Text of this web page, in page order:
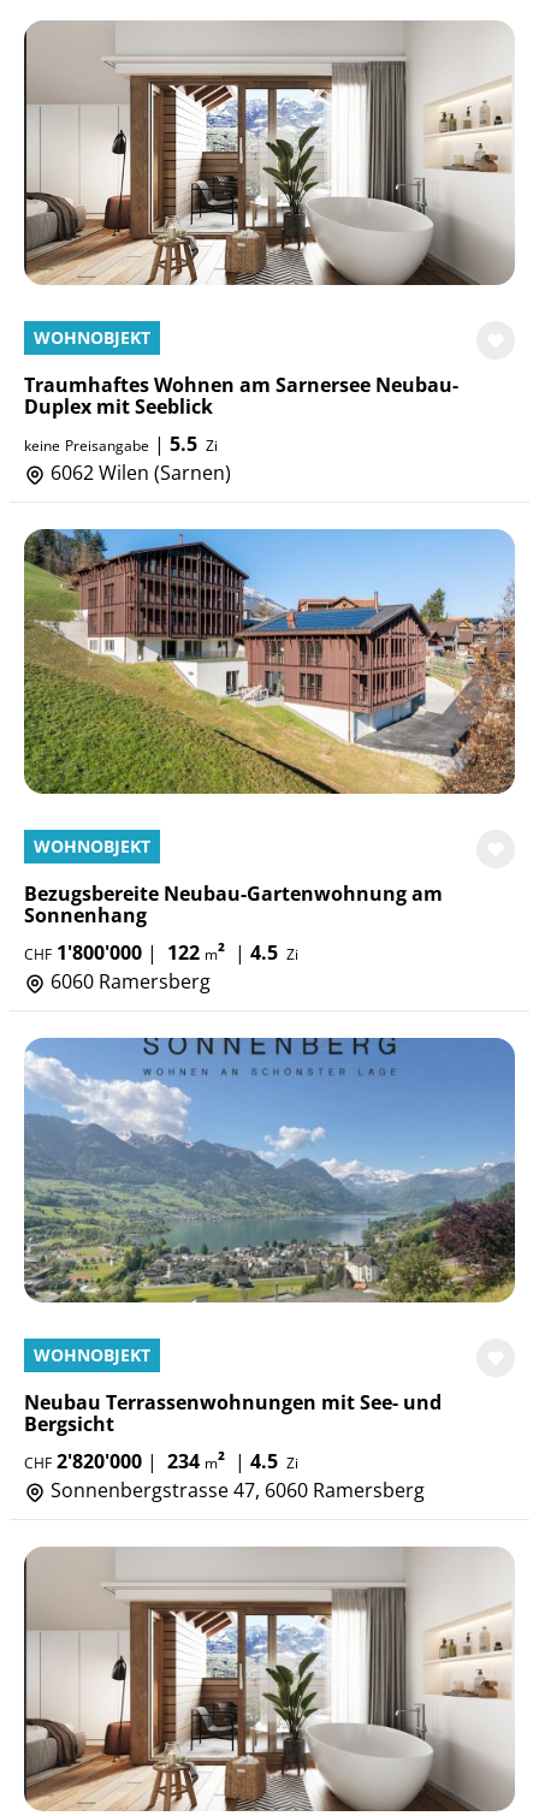
WOHNOBJEKT
Traumhaftes Wohnen am Sarnersee Neubau-
Duplex mit Seeblick
keine Preisangabe | 5.5 Zi
6062 Wilen (Sarnen)
WOHNOBJEKT
Bezugsbereite Neubau-Gartenwohnung am
Sonnenhang
CHF 1'800'000 | 122 m² | 4.5 Zi
6060 Ramersberg
WOHNOBJEKT
Neubau Terrassenwohnungen mit See- und
Bergsicht
CHF 2'820'000 | 234 m² | 4.5 Zi
Sonnenbergstrasse 47, 6060 Ramersberg